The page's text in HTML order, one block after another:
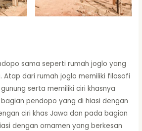
sama seperti rumah joglo yang
Atap dari rumah joglo memiliki filosofi
serta memiliki ciri khasnya
pendopo yang di hiasi dengan
ciri khas Jawa dan pada bagian
dengan ornamen yang berkesan